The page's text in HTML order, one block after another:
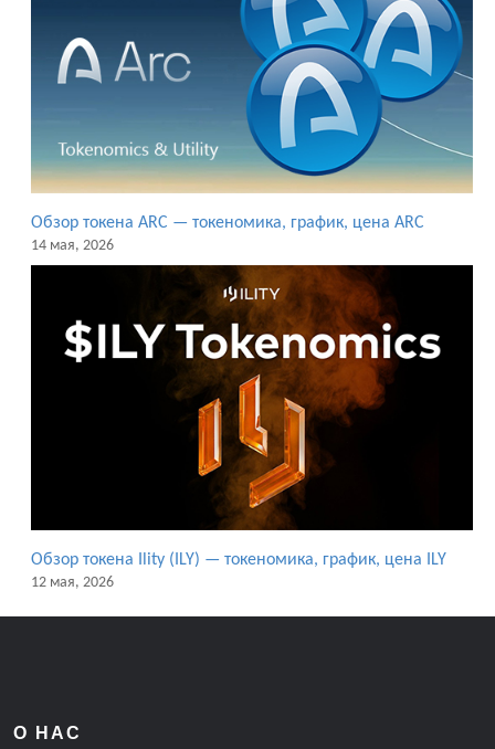
Обзор токена ARC — токеномика, график, цена ARC
14 мая, 2026
Обзор токена Ility (ILY) — токеномика, график, цена ILY
12 мая, 2026
О НАС